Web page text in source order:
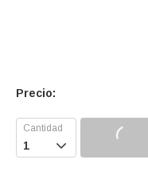
Precio:
